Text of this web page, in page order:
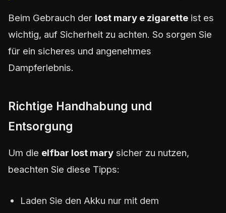
Beim Gebrauch der lost mary e zigarette ist es
wichtig, auf Sicherheit zu achten. So sorgen Sie
für ein sicheres und angenehmes
Dampferlebnis.
Richtige Handhabung und
Entsorgung
Um die elfbar lost mary sicher zu nutzen,
beachten Sie diese Tipps:
Laden Sie den Akku nur mit dem